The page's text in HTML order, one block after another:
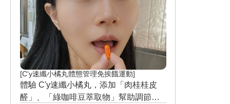
錯，整體改善感受佳。願意持續使用，
若價格平易近人會想回購，會推薦給親
友他人。 #寶拉珍選 #早C晚C #C15縮時
亮白抗氧精萃 #C25瞬效亮白淡斑精華 #
美周報 #美周閨蜜活動 #試用大隊 #試用
好評價認證 #實測鑑定 #美妝試用評價
[C'y速纖小橘丸體態管理免挨餓運動]
體驗 C'y速纖小橘丸，添加「肉桂桂皮
醛」、「綠咖啡豆萃取物」幫助調節代